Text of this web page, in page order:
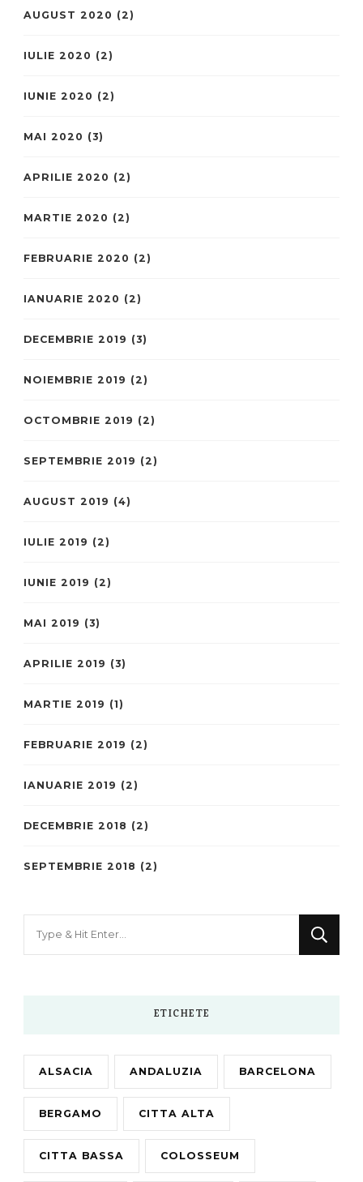
AUGUST 2020 (2)
IULIE 2020 (2)
IUNIE 2020 (2)
MAI 2020 (3)
APRILIE 2020 (2)
MARTIE 2020 (2)
FEBRUARIE 2020 (2)
IANUARIE 2020 (2)
DECEMBRIE 2019 (3)
NOIEMBRIE 2019 (2)
OCTOMBRIE 2019 (2)
SEPTEMBRIE 2019 (2)
AUGUST 2019 (4)
IULIE 2019 (2)
IUNIE 2019 (2)
MAI 2019 (3)
APRILIE 2019 (3)
MARTIE 2019 (1)
FEBRUARIE 2019 (2)
IANUARIE 2019 (2)
DECEMBRIE 2018 (2)
SEPTEMBRIE 2018 (2)
ETICHETE
ALSACIA ANDALUZIA BARCELONA
BERGAMO CITTA ALTA
CITTA BASSA COLOSSEUM